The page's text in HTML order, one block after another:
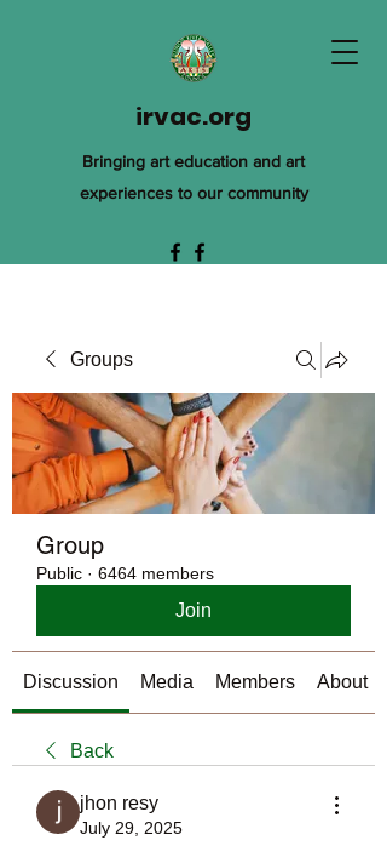
irvac.org
Bringing art education and art
experiences to our community
Groups
Group
Public · 6464 members
Join
Discussion Media Members About
Back
jhon resy
July 29, 2025